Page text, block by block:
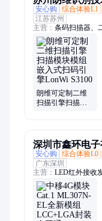
安心购
综合体验L1
江苏苏州
主营： 条码扫描器、
码扫描枪、固定式扫
读码器、固定式工业
扫码器、防爆扫码器
朗维可定制二维
扫描引擎扫描模
深圳市鑫环电子
安心购
综合体验L0
广东深圳
主营： LED红外接收
4G模块、无线模块
芯片模块、4g通信
片二极管、贴片三
rtl8189、4g cat4、